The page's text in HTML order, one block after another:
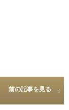
前の記事を見る